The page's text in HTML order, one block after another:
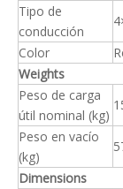
Tipo de
conducción
Color
Weights
Peso de carga
útil nominal (kg)
Peso en vacío
(kg)
Dimensions